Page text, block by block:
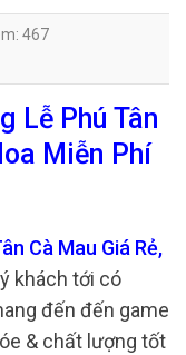
467
Lễ Phú Tân
Miễn Phí
Cà Mau Giá Rẻ,
khách tới có
đến đến game
& chất lượng tốt